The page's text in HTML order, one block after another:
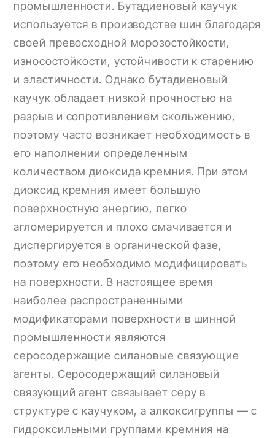
промышленности. Бутадиеновый каучук
используется в производстве шин благодаря
своей превосходной морозостойкости,
износостойкости, устойчивости к старению
и эластичности. Однако бутадиеновый
каучук обладает низкой прочностью на
разрыв и сопротивлением скольжению,
поэтому часто возникает необходимость в
его наполнении определенным
количеством диоксида кремния. При этом
диоксид кремния имеет большую
поверхностную энергию, легко
агломерируется и плохо смачивается и
диспергируется в органической фазе,
поэтому его необходимо модифицировать
на поверхности. В настоящее время
наиболее распространенными
модификаторами поверхности в шинной
промышленности являются
серосодержащие силановые связующие
агенты. Серосодержащий силановый
связующий агент связывает серу в
структуре с каучуком, а алкоксигруппы — с
гидроксильными группами кремния на